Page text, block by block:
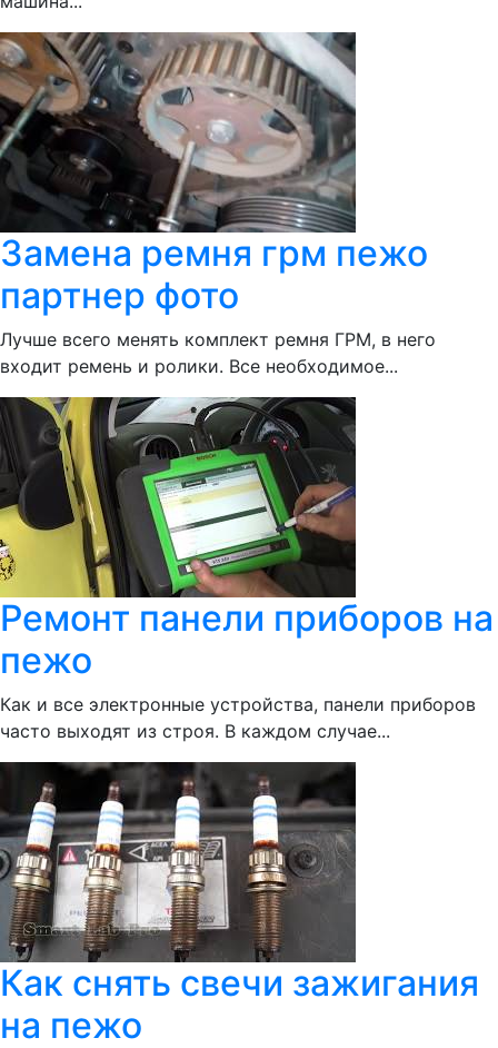
Замена ремня грм пежо
партнер фото
Лучше всего менять комплект ремня ГРМ, в него
входит ремень и ролики. Все необходимое...
Ремонт панели приборов на
пежо
Как и все электронные устройства, панели приборов
часто выходят из строя. В каждом случае...
Как снять свечи зажигания
на пежо